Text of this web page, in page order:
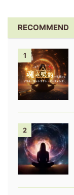
RECOMMEND
1
2